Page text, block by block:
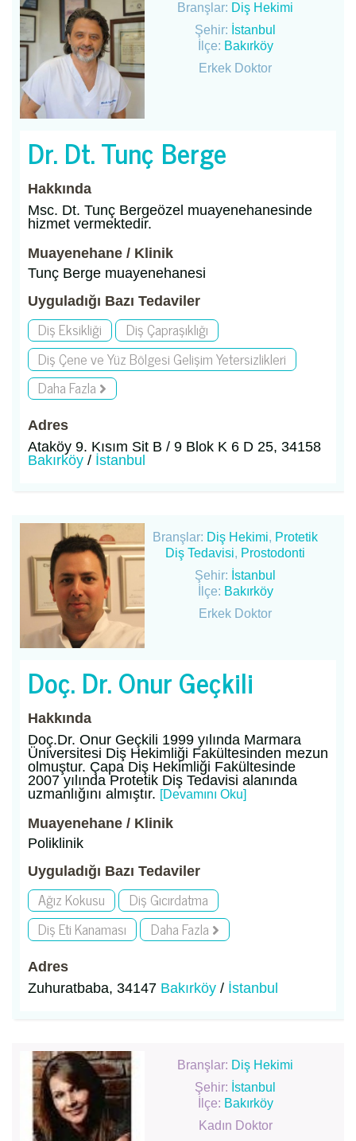
Branşlar: Diş Hekimi
Şehir: İstanbul
İlçe: Bakırköy
Erkek Doktor
Dr. Dt. Tunç Berge
Hakkında
Msc. Dt. Tunç Bergeözel muayenehanesinde
hizmet vermektedir.
Muayenehane / Klinik
Tunç Berge muayenehanesi
Uyguladığı Bazı Tedaviler
Diş Eksikliği
Diş Çapraşıklığı
Diş Çene ve Yüz Bölgesi Gelişim Yetersizlikleri
Daha Fazla
Adres
Ataköy 9. Kısım Sit B / 9 Blok K 6 D 25, 34158
Bakırköy / İstanbul
Branşlar: Diş Hekimi, Protetik
Diş Tedavisi, Prostodonti
Şehir: İstanbul
İlçe: Bakırköy
Erkek Doktor
Doç. Dr. Onur Geçkili
Hakkında
Doç.Dr. Onur Geçkili 1999 yılında Marmara
Üniversitesi Diş Hekimliği Fakültesinden mezun
olmuştur. Çapa Diş Hekimliği Fakültesinde
2007 yılında Protetik Diş Tedavisi alanında
uzmanlığını almıştır. [Devamını Oku]
Muayenehane / Klinik
Poliklinik
Uyguladığı Bazı Tedaviler
Ağız Kokusu
Diş Gıcırdatma
Diş Eti Kanaması
Daha Fazla
Adres
Zuhuratbaba, 34147 Bakırköy / İstanbul
Branşlar: Diş Hekimi
Şehir: İstanbul
İlçe: Bakırköy
Kadın Doktor